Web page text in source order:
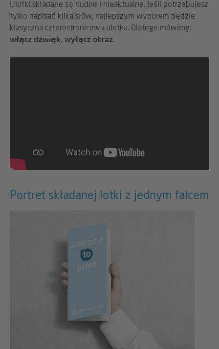
Ulotki składane są nudne i nieaktualne. Jeśli potrzebujesz
tylko napisać kilka słów, najlepszym wyborem będzie
klasyczna czterostronicowa ulotka. Dlatego mówimy:
włącz dźwięk, wyłącz obraz.
Portret składanej lotki z jednym falcem